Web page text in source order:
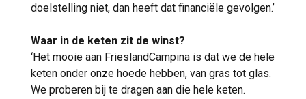
doelstelling niet, dan heeft dat financiële gevolgen.’
Waar in de keten zit de winst?
‘Het mooie aan FrieslandCampina is dat we de hele
keten onder onze hoede hebben, van gras tot glas.
We proberen bij te dragen aan die hele keten.